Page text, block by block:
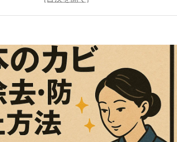
は難しいケースと専門家に任せるメリット
ること ┗ 日常の工夫＋困ったときはＭＩＳ
ャル-